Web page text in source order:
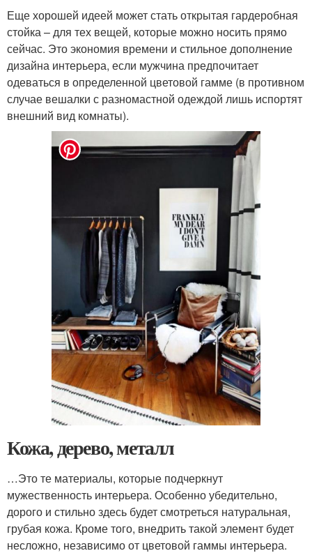
Еще хорошей идеей может стать открытая гардеробная
стойка – для тех вещей, которые можно носить прямо
сейчас. Это экономия времени и стильное дополнение
дизайна интерьера, если мужчина предпочитает
одеваться в определенной цветовой гамме (в противном
случае вешалки с разномастной одеждой лишь испортят
внешний вид комнаты).
Кожа, дерево, металл
…Это те материалы, которые подчеркнут
мужественность интерьера. Особенно убедительно,
дорого и стильно здесь будет смотреться натуральная,
грубая кожа. Кроме того, внедрить такой элемент будет
несложно, независимо от цветовой гаммы интерьера.